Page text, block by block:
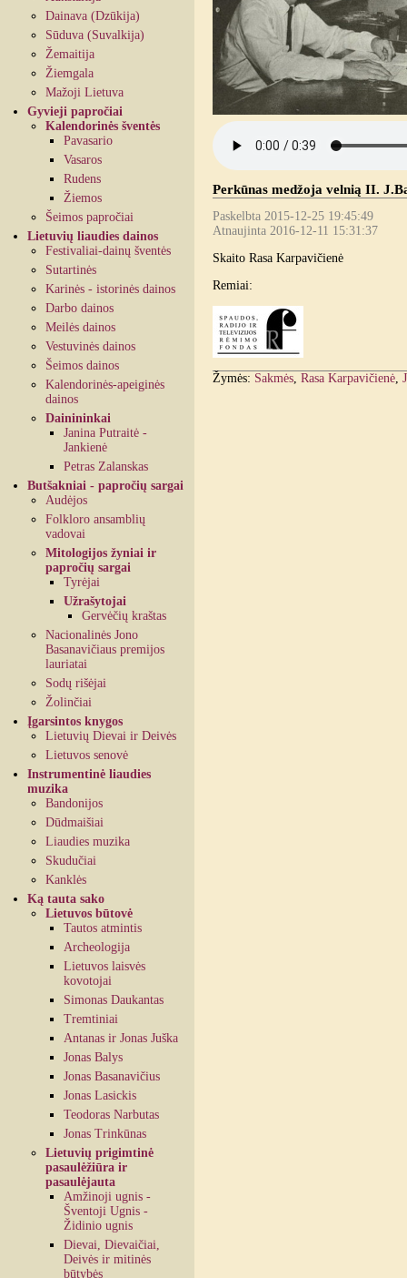
Dainava (Dzūkija)
Sūduva (Suvalkija)
Žemaitija
Žiemgala
Mažoji Lietuva
Gyvieji papročiai
Kalendorinės šventės
Pavasario
Vasaros
Rudens
Žiemos
Šeimos papročiai
Lietuvių liaudies dainos
Festivaliai-dainų šventės
Sutartinės
Karinės - istorinės dainos
Darbo dainos
Meilės dainos
Vestuvinės dainos
Šeimos dainos
Kalendorinės-apeiginės
dainos
Dainininkai
Janina Putraitė -
Jankienė
Petras Zalanskas
Butšakniai - papročių sargai
Audėjos
Folkloro ansamblių
vadovai
Mitologijos žyniai ir
papročių sargai
Tyrėjai
Užrašytojai
Gervėčių kraštas
Nacionalinės Jono
Basanavičiaus premijos
lauriatai
Sodų rišėjai
Žolinčiai
Įgarsintos knygos
Lietuvių Dievai ir Deivės
Lietuvos senovė
Instrumentinė liaudies
muzika
Bandonijos
Dūdmaišiai
Liaudies muzika
Skudučiai
Kanklės
Ką tauta sako
Lietuvos būtovė
Tautos atmintis
Archeologija
Lietuvos laisvės
kovotojai
Simonas Daukantas
Tremtiniai
Antanas ir Jonas Juška
Jonas Balys
Jonas Basanavičius
Jonas Lasickis
Teodoras Narbutas
Jonas Trinkūnas
Lietuvių prigimtinė
pasaulėžiūra ir
pasaulėjauta
Amžinoji ugnis -
Šventoji Ugnis -
Židinio ugnis
Dievai, Dievaičiai,
Deivės ir mitinės
būtybės
Perkūnas medžoja velnią II.
Paskelbta 2015-12-25 19:45:49
Atnaujinta 2016-12-11 15:31:37
Skaito Rasa Karpavičienė
Remiai:
Žymės: Sakmės, Rasa Karpavičienė,